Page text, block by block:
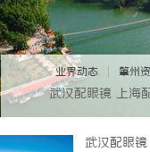
业界动态 肇州
武汉配眼镜 上海
武汉配眼